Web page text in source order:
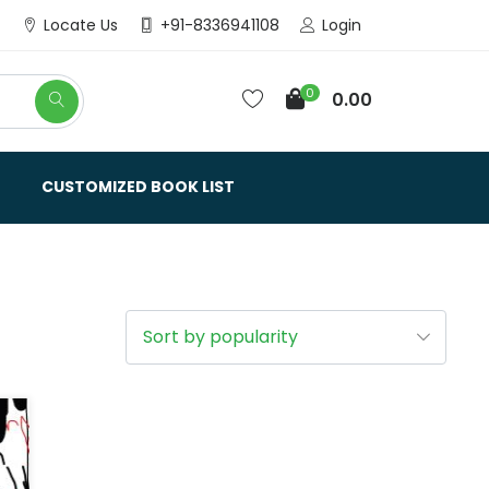
Locate Us +91-8336941108 Login
0 0.00
CUSTOMIZED BOOK LIST